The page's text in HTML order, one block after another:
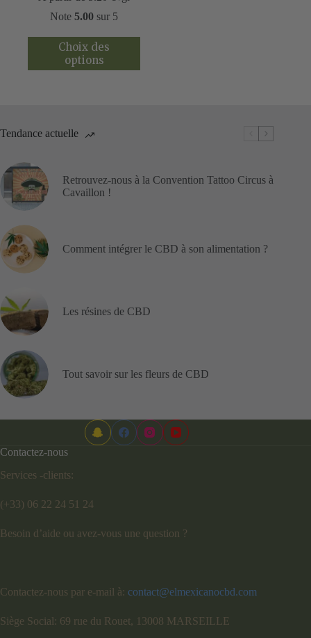
Note5.00 sur 5
Choix des
options
Ce
produit
a
peuvent
la
page
Tendance actuelle
Retrouvez-nous à la Convention Tattoo Circus à
Cavaillon !
Comment intégrer le CBD à son alimentation ?
Les résines de CBD
Tout savoir sur les fleurs de CBD
Contactez-nous
Services -clients:
(+33) 06 22 24 51 24
Besoin d’aide ou avez-vous une question ?
Contactez-nous par e-mail à: contact@elmexicanocbd.com
Siège Social: 69 rue du Rouet, 13008 MARSEILLE